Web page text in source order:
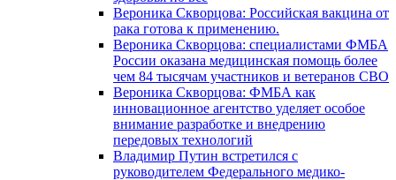
Вероника Скворцова: Российская вакцина от
рака готова к применению.
Вероника Скворцова: специалистами ФМБА
России оказана медицинская помощь более
чем 84 тысячам участников и ветеранов СВО
Вероника Скворцова: ФМБА как
инновационное агентство уделяет особое
внимание разработке и внедрению
передовых технологий
Владимир Путин встретился с
руководителем Федерального медико-